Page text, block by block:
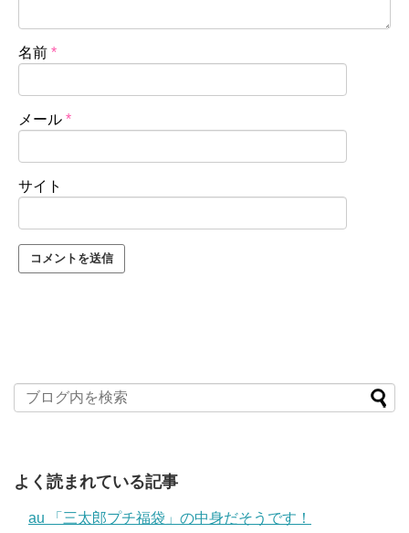
名前 *
メール *
サイト
よく読まれている記事
au 「三太郎プチ福袋」の中身だそうです！